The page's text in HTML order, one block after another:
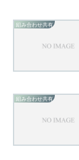
組み合わせ共有
組み合わせ共有